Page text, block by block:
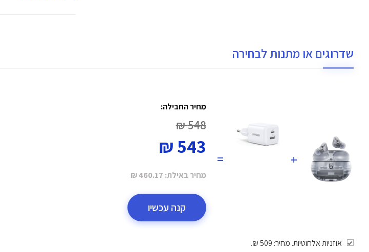
שדרוגים או מתנות לבחירה
+
=
מחיר החבילה:
548 ₪
543 ₪
מחיר באילת: 460.17 ₪
קנה עכשיו
אוזניות אלחוטיות. מחיר: 509 ₪.